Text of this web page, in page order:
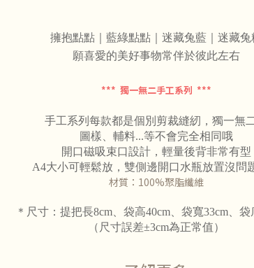
擁抱點點｜藍綠點點 ｜迷藏兔藍 ｜迷藏
願喜愛的美好事物常伴於彼此左右
*** 獨一無二手工系列 ***
手工系列每款都是個別剪裁縫紉，獨一無
圖樣、輔料...等不會完全相同哦
開口磁吸束口設計，輕量後背非常有型
A4大小可輕鬆放，雙側邊開口水瓶放置沒問
材質：100%聚脂纖維
＊尺寸： 提把長8cm 、袋高40cm、 袋寬33cm、袋
（尺寸誤差±3cm為正常值）